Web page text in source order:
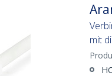
mit